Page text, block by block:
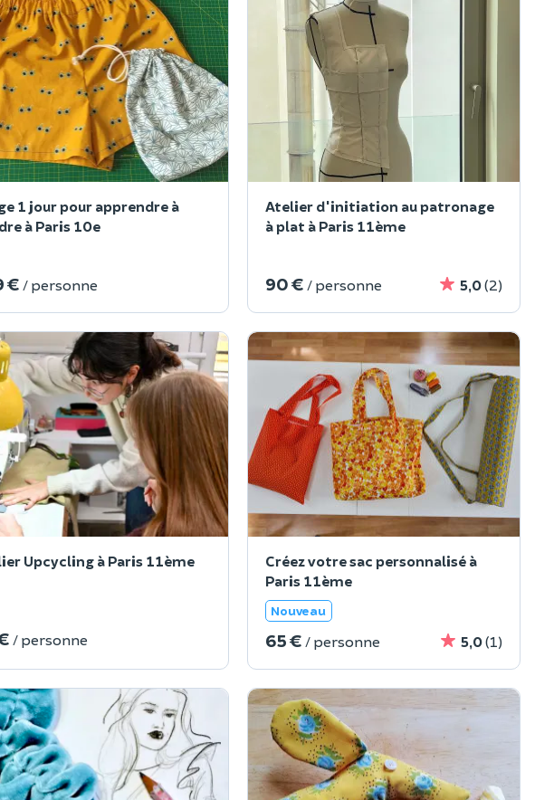
1 jour pour apprendre à
à Paris 10e
€ / personne
Atelier d'initiation au patronage
à plat à Paris 11ème
90 € / personne 5,0(2)
Upcycling à Paris 11ème
/ personne
Créez votre sac personnalisé à
Paris 11ème
Nouveau
65 € / personne 5,0(1)